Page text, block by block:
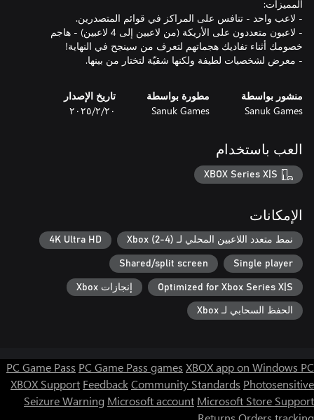
- لاعبون متعددون على الأريكة (من لاعبين إلى 4 لاعبين) - هاجم
- معرض لشخصيات لطيفة ولكنها شقيّة لتختار من بينها.
منشور بواسطة
Sanuk Games
مطورة بواسطة
Sanuk Games
تاريخ الإصدار
٢٠‏/٢‏/٢٠٢٥
العب باستخدام
XBOX Series X|S
الإمكانات
نمط متعدد اللاعبين المحلي لـ Xbox (2-4) 4K Ultra HD
Single player
Shared/split screen
Optimized for Xbox Series X|S إنجازات Xbox
الحفظ السحابي لـ Xbox
PC Game Pass PC Game Pass games XBOX app on Windows PC
XBOX Support FeedbackCommunity Standards Photosensitive
Seizure Warning Microsoft account Microsoft Store Support